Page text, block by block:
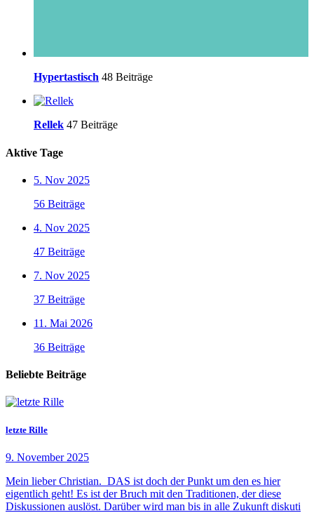
Hypertastisch 48 Beiträge
Rellek 47 Beiträge
Aktive Tage
5. Nov 2025
56 Beiträge
4. Nov 2025
47 Beiträge
7. Nov 2025
37 Beiträge
11. Mai 2026
36 Beiträge
Beliebte Beiträge
letzte Rille
9. November 2025
Mein lieber Christian. DAS ist doch der Punkt um den es hier
eigentlich geht! Es ist der Bruch mit den Traditionen, der diese
Diskussionen auslöst. Darüber wird man bis in alle Zukunft diskuti